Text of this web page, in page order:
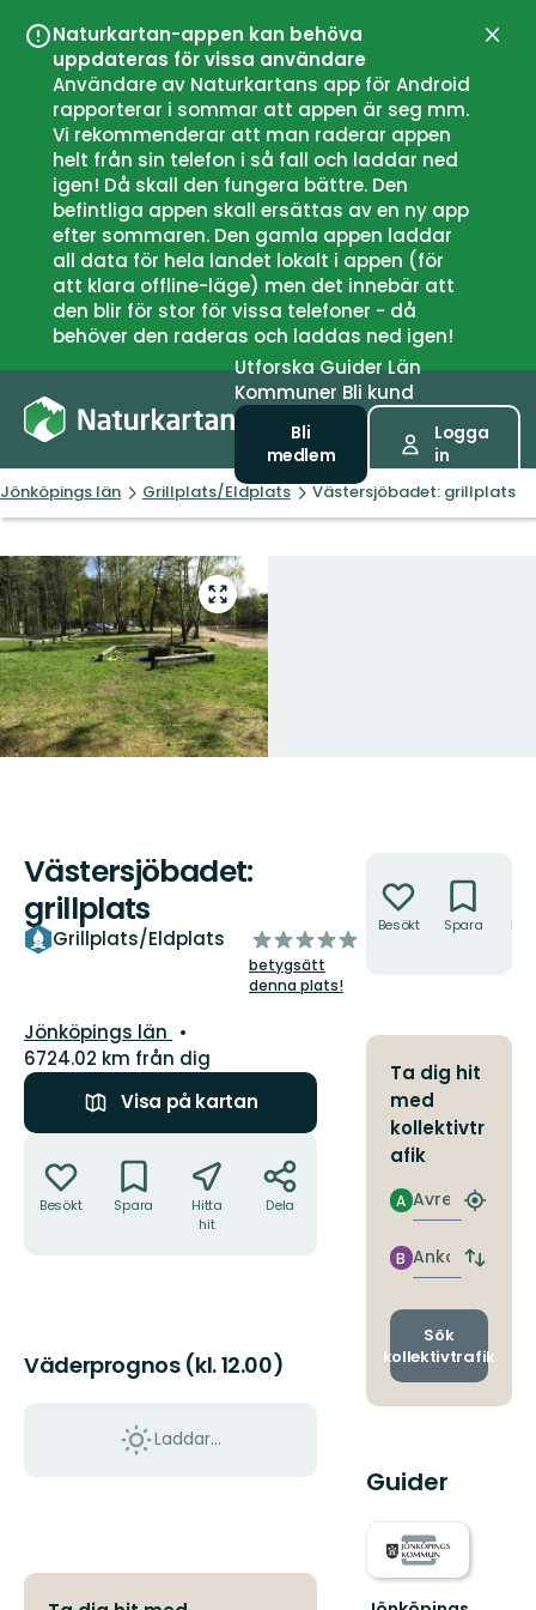
Naturkartan-appen kan behöva
uppdateras för vissa användare
Användare av Naturkartans app för Android
rapporterar i sommar att appen är seg mm.
Vi rekommenderar att man raderar appen
helt från sin telefon i så fall och laddar ned
igen! Då skall den fungera bättre. Den
befintliga appen skall ersättas av en ny app
efter sommaren. Den gamla appen laddar
all data för hela landet lokalt i appen (för
att klara offline-läge) men det innebär att
den blir för stor för vissa telefoner - då
behöver den raderas och laddas ned igen!
UtforskaGuiderLän
Kommuner Bli kund
Bli
medlem
Logga
in
Jönköpings län Grillplats/Eldplats Västersjöbadet: grillplats
Gå
till
helskärmsläge
Västersjöbadet:
grillplats
Grillplats/Eldplats
av
5
stjärnor
betygsätt
denna plats!
Län:
Jönköpings län
6724.02 km från dig
Visa på kartan
Besökt Spara
Hitta
hit
Dela
Väderprognos (kl. 12.00)
Laddar...
Besökt Spara
Ta dig hit
med
kollektivtr
afik
Avresa
A
Hitta
Ankomst
B
Byt
och
Sök
kollektivtrafik
Guider